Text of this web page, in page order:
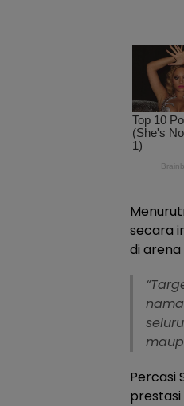
secara
di arena
Percasi